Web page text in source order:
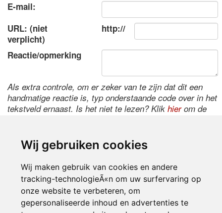
Wij gebruiken cookies
Wij maken gebruik van cookies en andere
tracking-technologieÃ«n om uw surfervaring op
onze website te verbeteren, om
gepersonaliseerde inhoud en advertenties te
E-mail:
URL: (niet
verplicht)
http://
Reactie/opmerking
Als extra controle, om er zeker van te zijn dat dit een
handmatige reactie is, typ onderstaande code over in het
tekstveld ernaast. Is het niet te lezen? Klik hierom de